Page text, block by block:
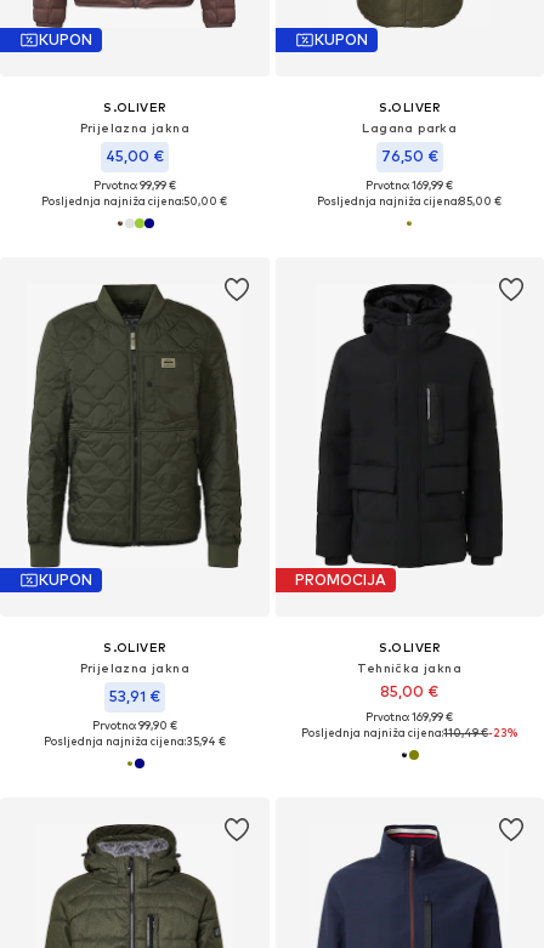
KUPON
S.OLIVER
Prijelazna jakna
45,00 €
Prvotno: 99,99 €
Posljednja najniža cijena:50,00 €
KUPON
S.OLIVER
Lagana parka
76,50 €
Prvotno: 169,99 €
Posljednja najniža cijena:85,00 €
KUPON
S.OLIVER
Prijelazna jakna
53,91 €
Prvotno: 99,90 €
Posljednja najniža cijena:35,94 €
PROMOCIJA
S.OLIVER
Tehnička jakna
85,00 €
Prvotno: 169,99 €
Posljednja najniža cijena:110,49 €-23%